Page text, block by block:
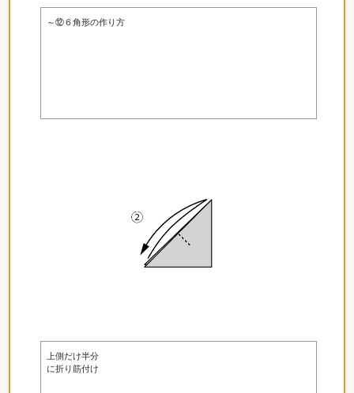
～⑫６角形の作り方
上側だけ半分
に折り筋付け